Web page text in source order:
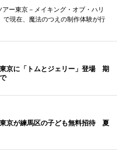
ー東京－メイキング・オブ・ハリ
で現在、魔法のつえの制作体験が行
京に「トムとジェリー」登場 期
京が練馬区の子ども無料招待 夏